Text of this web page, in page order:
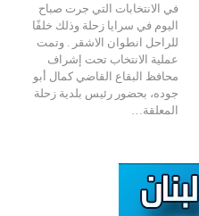
في الانتخابات التي جرت صباح
اليوم في سرايا زحلة وذلك خلفًا
للراحل انطوان الاشقر . وتمت
عملية الانتخاب تحت إشراف
محافظ البقاع القاضي كمال أبو
جوده، بحضور رئيس بلدية زحلة
المعلقة…